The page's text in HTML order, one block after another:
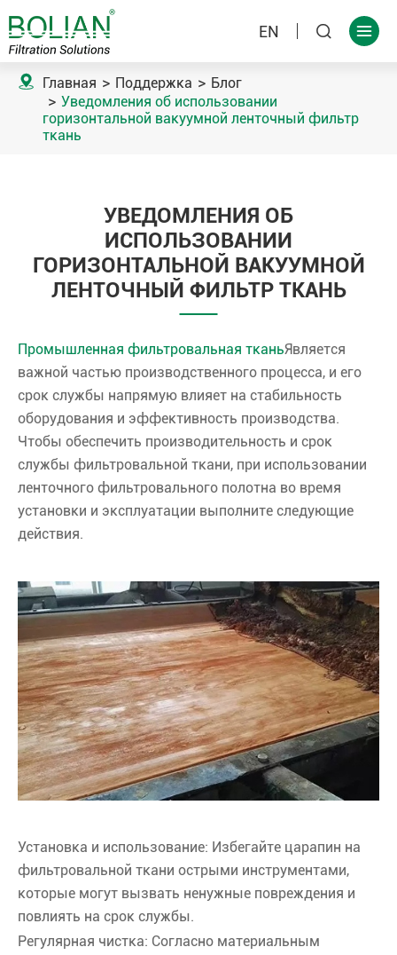
EN  
 Главная Поддержка
Блог
Уведомления об использовании
горизонтальной вакуумной ленточный фильтр
ткань
УВЕДОМЛЕНИЯ ОБ
ИСПОЛЬЗОВАНИИ
ГОРИЗОНТАЛЬНОЙ ВАКУУМНОЙ
ЛЕНТОЧНЫЙ ФИЛЬТР ТКАНЬ
Промышленная фильтровальная тканьЯвляется
важной частью производственного процесса, и его
срок службы напрямую влияет на стабильность
оборудования и эффективность производства.
Чтобы обеспечить производительность и срок
службы фильтровальной ткани, при использовании
ленточного фильтровального полотна во время
установки и эксплуатации выполните следующие
действия.
Установка и использование: Избегайте царапин на
фильтровальной ткани острыми инструментами,
которые могут вызвать ненужные повреждения и
повлиять на срок службы.
Регулярная чистка: Согласно материальным